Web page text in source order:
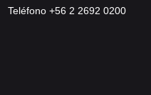
Teléfono +56 2 2692 0200